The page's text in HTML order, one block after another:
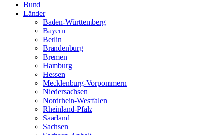
Bund
Länder
Baden-Württemberg
Bayern
Berlin
Brandenburg
Bremen
Hamburg
Hessen
Mecklenburg-Vorpommern
Niedersachsen
Nordrhein-Westfalen
Rheinland-Pfalz
Saarland
Sachsen